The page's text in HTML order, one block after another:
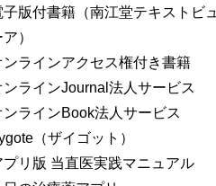
子版付書籍（南江堂テキストビュ
）
ンラインアクセス権付き書籍
ンラインJournal法人サービス
ンラインBook法人サービス
（ザイゴット）
プリ版 当直医実践マニュアル